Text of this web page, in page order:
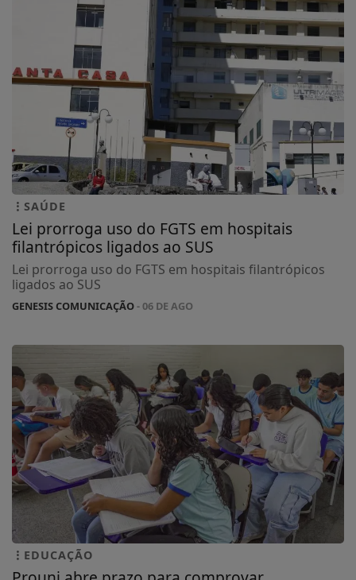
SAÚDE
Lei prorroga uso do FGTS em hospitais
filantrópicos ligados ao SUS
Lei prorroga uso do FGTS em hospitais filantrópicos
ligados ao SUS
GENESIS COMUNICAÇÃO- 06 DE AGO
EDUCAÇÃO